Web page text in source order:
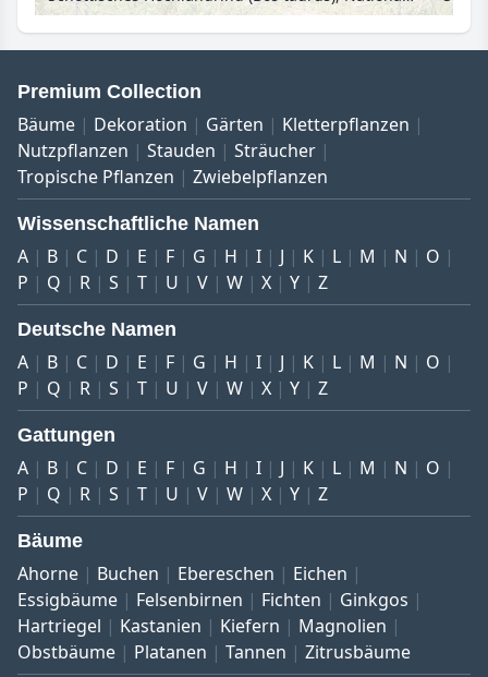
Premium Collection
Bäume Dekoration Gärten
Kletterpflanzen
Nutzpflanzen
Stauden
Sträucher
Tropische Pflanzen
Zwiebelpflanzen
Wissenschaftliche Namen
A B C D E F G H I J K L M N
O
P
Q R S T U V W X Y Z
Deutsche Namen
A B C D E F G H I J K L M N
O
P
Q R S T U V W X Y Z
Gattungen
A B C D E F G H I J K L M N
O
P
Q R S T U V W X Y Z
Bäume
Ahorne Buchen Ebereschen
Eichen
Essigbäume
Felsenbirnen Fichten
Ginkgos
Hartriegel
Kastanien Kiefern
Magnolien
Obstbäume
Platanen Tannen Zitrusbäume